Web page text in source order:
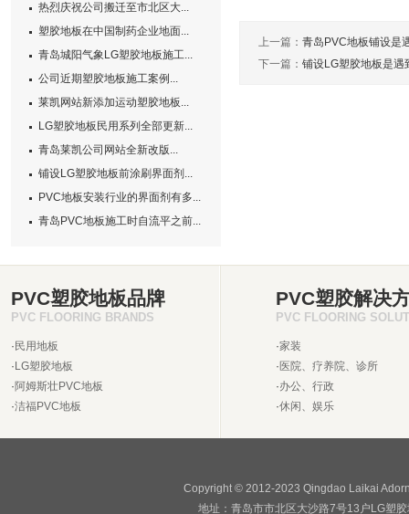
热烈庆祝公司搬迁至市北区大...
塑胶地板在中国制药企业地面...
青岛城阳气象LG塑胶地板施工...
公司近期塑胶地板施工案例...
莱凯网站新添加运动塑胶地板...
LG塑胶地板民用系列全部更新...
青岛莱凯公司网站全新改版...
铺设LG塑胶地板前涂刷界面剂...
PVC地板安装行业的界面剂有多...
青岛PVC地板施工时自流平之前...
上一篇： 青岛PVC地板铺设是
下一篇： 铺设LG塑胶地板是遇
PVC塑胶地板品牌
PVC FLOORING BRANDS
· 民用地板
· LG塑胶地板
·阿姆斯壮PVC地板
·洁福PVC地板
PVC塑胶解决
PVC FLOORING
·家装
· 医院、疗养院、诊所
·办公、行政
·休闲、娱乐
Copyright © 2012-2023 Qingdao Laikai
地址：青岛市市北区大沙路7号13户LG